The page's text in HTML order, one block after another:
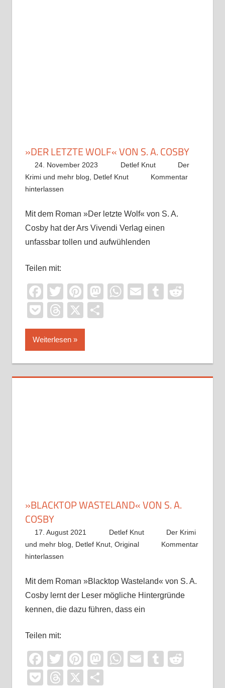
»DER LETZTE WOLF« VON S. A. COSBY
24. November 2023 Detlef Knut
Der
Krimi und mehr blog
Detlef Knut
Kommentar
hinterlassen
Mit dem Roman »Der letzte Wolf« von S. A.
Cosby hat der Ars Vivendi Verlag einen
unfassbar tollen und aufwühlenden
Teilen mit:
Facebook
TwitterPinterest
Mastodon
WhatsApp
EmailTumblr
PocketThreads
X
Weiterlesen
»BLACKTOP WASTELAND« VON S. A.
COSBY
17. August 2021 Detlef Knut
Der Krimi
und mehr blog
Detlef Knut, Original
Kommentar
hinterlassen
Mit dem Roman »Blacktop Wasteland« von S. A.
Cosby lernt der Leser mögliche Hintergründe
kennen, die dazu führen, dass ein
Teilen mit:
Facebook
TwitterPinterest
Mastodon
WhatsApp
EmailTumblr
PocketThreads
X